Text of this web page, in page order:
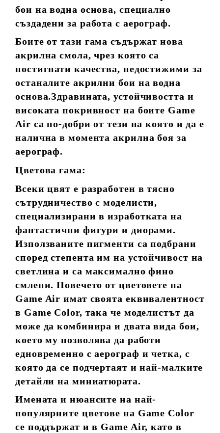
бои на водна основа, специално
създадени за работа с аерограф.
Боите от тази гама съдържат нова
акрилна смола, чрез която са
постигнати качества, недостижими за
останалите акрилни бои на водна
основа.Здравината, устойчивостта и
високата покривност на боите Game
Air са по-добри от тези на която и да е
налична в момента акрилна боя за
аерограф.
Цветова гама:
Всеки цвят е разработен в тясно
сътрудничество с моделисти,
специализирани в изработката на
фантастични фигури и диорами.
Използваните пигменти са подбрани
според степента им на устойчивост на
светлина и са максимално фино
смлени. Повечето от цветовете на
Game Air имат своята еквивалентност
в Game Color, така че моделистът да
може да комбинира и двата вида бои,
което му позволява да работи
едновременно с аерограф и четка, с
която да се подчертаят и най-малките
детайли на миниатюрата.
Имената и нюансите на най-
популярните цветове на Game Color
се поддържат и в Game Air, като в